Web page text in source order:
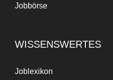
Jobbörse
WISSENSWERTES
Joblexikon